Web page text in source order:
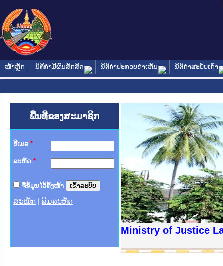
ໜ້າຫຼັກ ນິຕິກໍາມີຜົນສັກສິດ ນິຕິກໍາປະກອບຄໍາເຫັນ ນິຕິກໍາສະບັບເກົ່າ
ພື້ນທີ່ຂອງສະມາຊິກ
ອີເມລ *
ລະຫັດ *
ຈື່ຂໍ້ມູນໄວ້ຄັ້ງໜ້າ
ສະໝັກ ລືມລະຫັດ
Ministry of Justice
າຊົນ ພາກເໜືອ
ການ
ກາງ
ໃຕ້
ຕຳຫຼວດປະຊາຊົນ
ສັນຕິບານປະຊາຊົນ
ກເໜືອ
າຊົນ ພາກກາງ